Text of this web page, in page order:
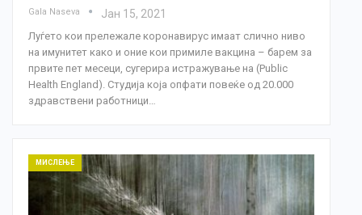
Gala Naseva Јан 15, 2021
Луѓето кои прележале коронавирус имаат слично ниво
на имунитет како и оние кои примиле вакцина – барем за
првите пет месеци, сугерира истражување на (Public
Health England). Студија која опфати повеќе од 20.000
здравствени работници…
МИСЛЕЊЕ